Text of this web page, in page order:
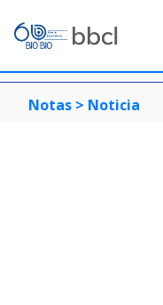
Notas > Noticia